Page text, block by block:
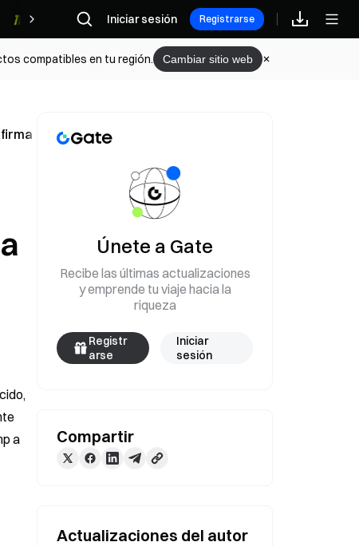
Recompensas
Iniciar sesión Registrarse
compatibles en tu región. Cambiar sitio web
que EE. UU. “probablemente lo destruirá”
a
Únete a Gate
Recibe las últimas actualizaciones
y emprende tu viaje hacia la
riqueza
Registr
arse
Iniciar
sesión
Compartir
Actualizaciones del autor